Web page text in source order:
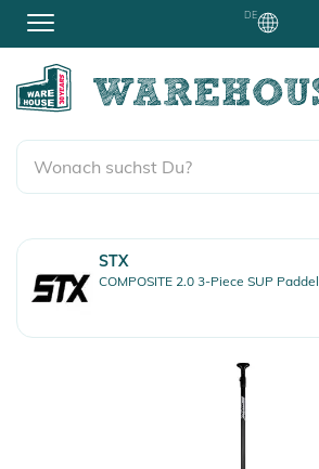
DE
STX
COMPOSITE 2.0 3-Piece SUP Paddel